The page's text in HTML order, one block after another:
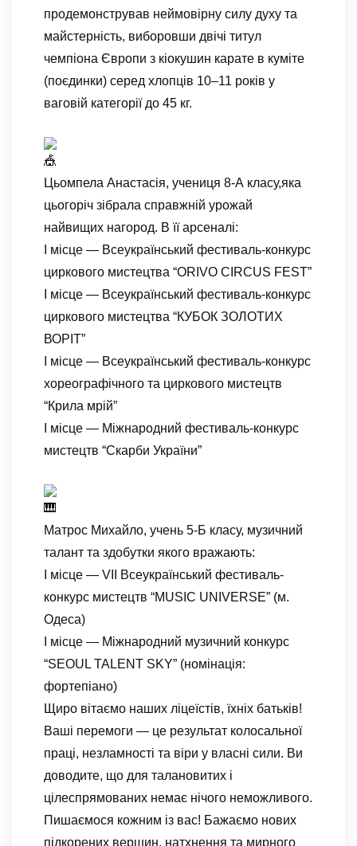
продемонстрував неймовірну силу духу та
майстерність, виборовши двічі титул
чемпіона Європи з кіокушин карате в куміте
(поєдинки) серед хлопців 10–11 років у
ваговій категорії до 45 кг.
Цьомпела Анастасія, учениця 8-А класу,​яка
цьогоріч зібрала справжній урожай
найвищих нагород. В її арсеналі:
​І місце — Всеукраїнський фестиваль-конкурс
циркового мистецтва “ORIVO CIRCUS FEST”
​І місце — Всеукраїнський фестиваль-конкурс
циркового мистецтва “КУБОК ЗОЛОТИХ
ВОРІТ”
​І місце — Всеукраїнський фестиваль-конкурс
хореографічного та циркового мистецтв
“Крила мрій”
​І місце — Міжнародний фестиваль-конкурс
мистецтв “Скарби України”
Матрос Михайло, учень 5-Б класу, музичний
талант та здобутки якого вражають:
​І місце — VII Всеукраїнський фестиваль-
конкурс мистецтв “MUSIC UNIVERSE” (м.
Одеса)
​І місце — Міжнародний музичний конкурс
“SEOUL TALENT SKY” (номінація:
фортепіано)
​Щиро вітаємо наших ліцеїстів, їхніх батьків!
Ваші перемоги — це результат колосальної
праці, незламності та віри у власні сили. Ви
доводите, що для талановитих і
цілеспрямованих немає нічого неможливого.
​Пишаємося кожним із вас! Бажаємо нових
підкорених вершин, натхнення та мирного